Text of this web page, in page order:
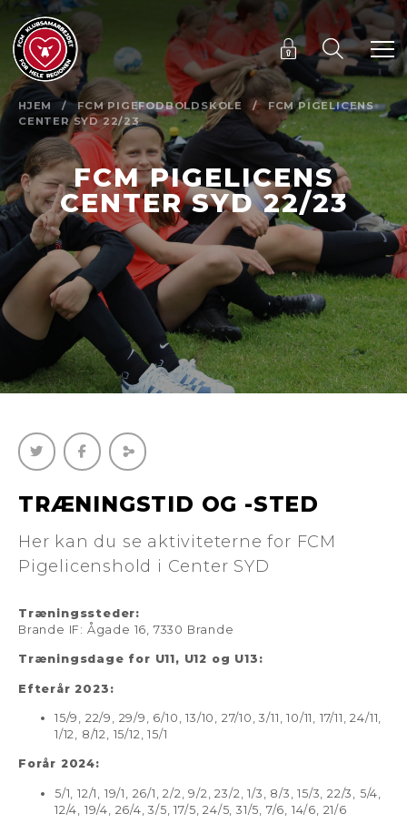
HJEM / FCM PIGEFODBOLDSKOLE /
FCM PIGELICENS
CENTER SYD 22/23
FCM PIGELICENS
CENTER SYD 22/23
TRÆNINGSTID OG -STED
Her kan du se aktiviteterne for FCM
Pigelicenshold i Center SYD
Træningssteder:
Brande IF: Ågade 16, 7330 Brande
Træningsdage for U11, U12 og U13:
Efterår 2023:
15/9, 22/9, 29/9, 6/10, 13/10, 27/10, 3/11, 10/11, 17/11, 24/11,
1/12, 8/12, 15/12, 15/1
Forår 2024:
5/1, 12/1, 19/1, 26/1, 2/2, 9/2, 23/2, 1/3, 8/3, 15/3, 22/3, 5/4,
12/4, 19/4, 26/4, 3/5, 17/5, 24/5, 31/5, 7/6, 14/6, 21/6